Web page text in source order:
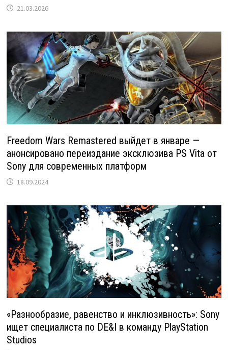
21.03.2026
Freedom Wars Remastered выйдет в январе —
анонсировано переиздание эксклюзива PS Vita от
Sony для современных платформ
18.09.2024
«Разнообразие, равенство и инклюзивность»: Sony
ищет специалиста по DE&I в команду PlayStation
Studios